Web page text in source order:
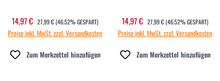
Verkaufspreis:
14,97 € REGULÄRER PREIS:
27,99 €(46.52% GESPART)
Preise inkl. MwSt. zzgl. Versandkosten
Zum Merkzettel hinzufügen
Verkaufspreis:
14,97 € REGULÄRER PREIS:
27,99 €(46.52% GESPART)
Preise inkl. MwSt. zzgl. Versandkosten
Zum Merkzettel hinzufügen